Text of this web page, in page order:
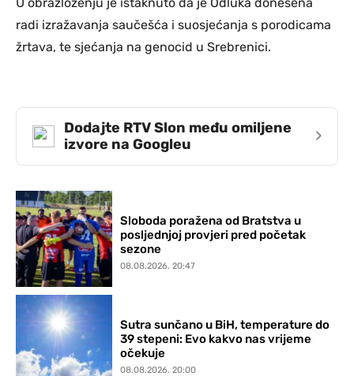
radi izražavanja saučešća i suosjećanja s porodicama
žrtava, te sjećanja na genocid u Srebrenici.
Dodajte RTV Slon među omiljene
izvore na Googleu
›
Sloboda poražena od Bratstva u
posljednjoj provjeri pred početak
sezone
08.08.2026. 20:47
Sutra sunčano u BiH, temperature do
39 stepeni: Evo kakvo nas vrijeme
očekuje
08.08.2026. 20:00